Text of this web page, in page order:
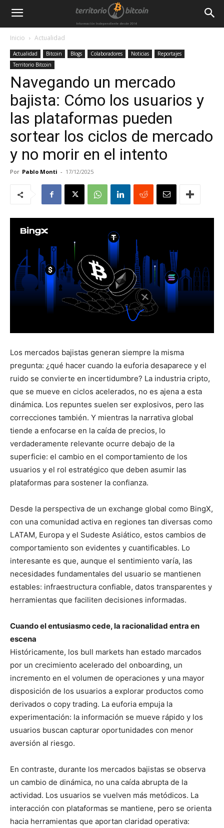
Inicio Actualidad
Actualidad Bitcoin Blogs Colaboradores Noticias
Reportajes
Territorio Bitcoin
Navegando un mercado
bajista: Cómo los usuarios y
las plataformas pueden
sortear los ciclos de mercado
y no morir en el intento
Por Pablo Monti - 17/12/2025
Los mercados bajistas generan siempre la misma
pregunta: ¿qué hacer cuando la euforia desaparece y el
ruido se convierte en incertidumbre? La industria cripto,
que se mueve en ciclos acelerados, no es ajena a esta
dinámica. Los repuntes suelen ser explosivos, pero las
correcciones también. Y mientras la narrativa global
tiende a enfocarse en la caída de precios, lo
verdaderamente relevante ocurre debajo de la
superficie: el cambio en el comportamiento de los
usuarios y el rol estratégico que deben asumir las
plataformas para sostener la confianza.
Desde la perspectiva de un exchange global como BingX,
con una comunidad activa en regiones tan diversas como
LATAM, Europa y el Sudeste Asiático, estos cambios de
comportamiento son evidentes y cuantificables. Lo
interesante es que, aunque el sentimiento varía, las
necesidades fundamentales del usuario se mantienen
estables: infraestructura confiable, datos transparentes y
herramientas que faciliten decisiones informadas.
Cuando el entusiasmo cede, la racionalidad entra en
escena
Históricamente, los bull markets han estado marcados
por un crecimiento acelerado del onboarding, un
incremento en el volumen de operaciones y una mayor
disposición de los usuarios a explorar productos como
derivados o copy trading. La euforia empuja la
experimentación: la información se mueve rápido y los
usuarios buscan capturar oportunidades con menor
aversión al riesgo.
En contraste, durante los mercados bajistas se observa
un cambio de dinámica, no una caída abrupta de la
actividad. Los usuarios se vuelven más metódicos. La
interacción con plataformas se mantiene, pero se orienta
hacia herramientas que aportan claridad operativa: